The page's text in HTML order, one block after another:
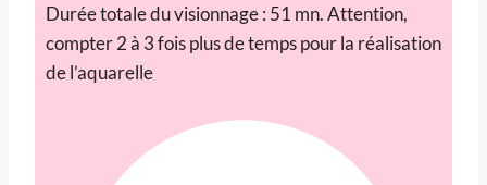
Durée totale du visionnage : 51 mn. Attention,
compter 2 à 3 fois plus de temps pour la réalisation
de l’aquarelle